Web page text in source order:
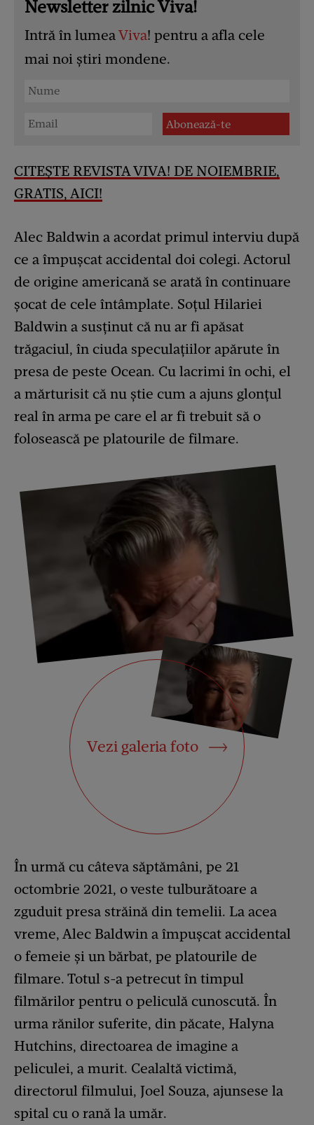
Newsletter zilnic Viva!
Intră în lumeaViva! pentru a afla cele
mai noi știri mondene.
CITEȘTE REVISTA VIVA! DE NOIEMBRIE,
GRATIS, AICI!
Alec Baldwin a acordat primul interviu după
ce a împușcat accidental doi colegi. Actorul
de origine americană se arată în continuare
șocat de cele întâmplate. Soțul Hilariei
Baldwin a susținut că nu ar fi apăsat
trăgaciul, în ciuda speculațiilor apărute în
presa de peste Ocean. Cu lacrimi în ochi, el
a mărturisit că nu știe cum a ajuns glonțul
real în arma pe care el ar fi trebuit să o
folosească pe platourile de filmare.
Vezi galeria foto
În urmă cu câteva săptămâni, pe 21
octombrie 2021, o veste tulburătoare a
zguduit presa străină din temelii. La acea
vreme, Alec Baldwin a împușcat accidental
o femeie și un bărbat, pe platourile de
filmare. Totul s-a petrecut în timpul
filmărilor pentru o peliculă cunoscută. În
urma rănilor suferite, din păcate, Halyna
Hutchins, directoarea de imagine a
peliculei, a murit. Cealaltă victimă,
directorul filmului, Joel Souza, ajunsese la
spital cu o rană la umăr.